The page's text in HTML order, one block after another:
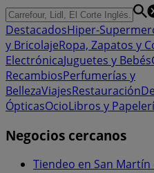
DestacadosHiper-
y BricolajeRopa, Zapatos y
ElectrónicaJuguetes y Bebés
RecambiosPerfumerías y
BellezaViajesRestauración
ÓpticasOcioLibros y
Negocios cercanos
Tiendeo en San Martín